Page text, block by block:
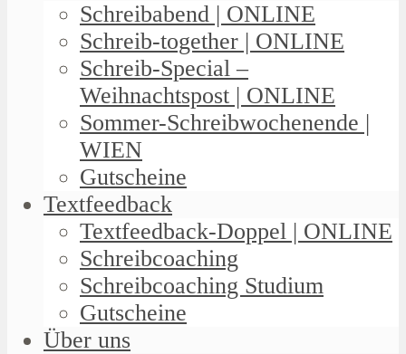
Schreibabend | ONLINE
Schreib-together | ONLINE
Schreib-Special –
Weihnachtspost | ONLINE
Sommer-Schreibwochenende |
WIEN
Gutscheine
Textfeedback
Textfeedback-Doppel | ONLINE
Schreibcoaching
Schreibcoaching Studium
Gutscheine
Über uns